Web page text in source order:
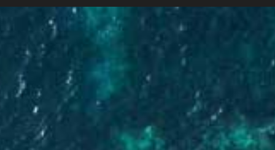
行
志